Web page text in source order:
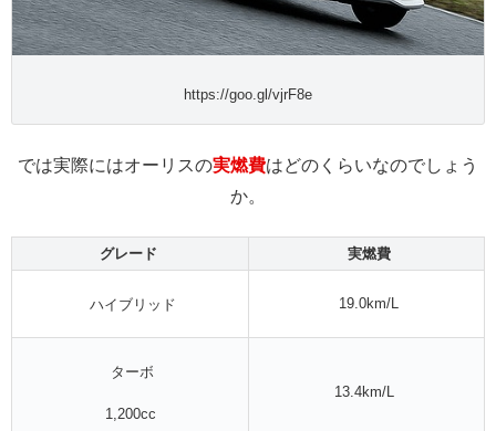
https://goo.gl/vjrF8e
では実際にはオーリスの実燃費はどのくらいなのでしょう
か。
グレード 実燃費
ハイブリッド 19.0km/L
ターボ
1,200cc
13.4km/L